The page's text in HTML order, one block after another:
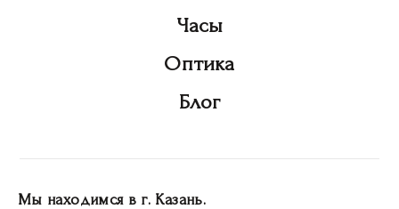
Часы
Оптика
Блог
Мы находимся в г. Казань.